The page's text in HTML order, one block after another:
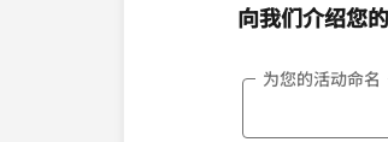
向我们介绍您
为您的活动命名